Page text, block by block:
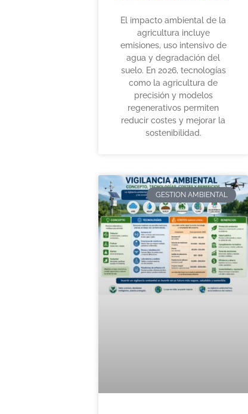
El impacto ambiental de la
agricultura incluye
emisiones, uso intensivo de
agua y degradación del
suelo. En 2026, tecnologías
como la agricultura de
precisión y modelos
regenerativos permiten
reducir costes y mejorar la
sostenibilidad.
GESTION AMBIENTAL